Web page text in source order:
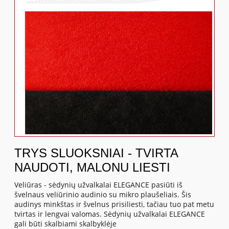
TRYS SLUOKSNIAI - TVIRTA
NAUDOTI, MALONU LIESTI
Veliūras - sėdynių užvalkalai ELEGANCE pasiūti iš
švelnaus veliūrinio audinio su mikro plaušeliais. Šis
audinys minkštas ir švelnus prisiliesti, tačiau tuo pat metu
tvirtas ir lengvai valomas. Sėdynių užvalkalai ELEGANCE
gali būti skalbiami skalbyklėje